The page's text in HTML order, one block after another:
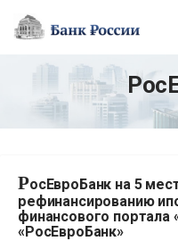
РосЕвроБанк на 5
рефинансированию
финансового портала
«РосЕвроБанк»